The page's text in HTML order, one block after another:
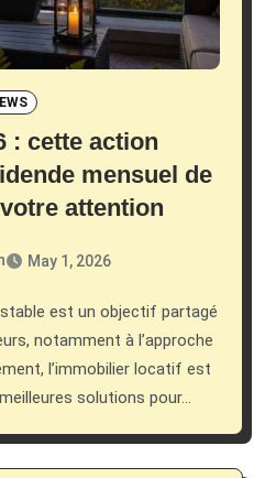
: cette action
mensuel de
attention
May 1, 2026
notamment à l’approche
l’immobilier locatif est
solutions pour…